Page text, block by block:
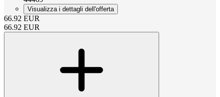
Visualizza i dettagli dell'offerta
66.92 EUR
66.92 EUR